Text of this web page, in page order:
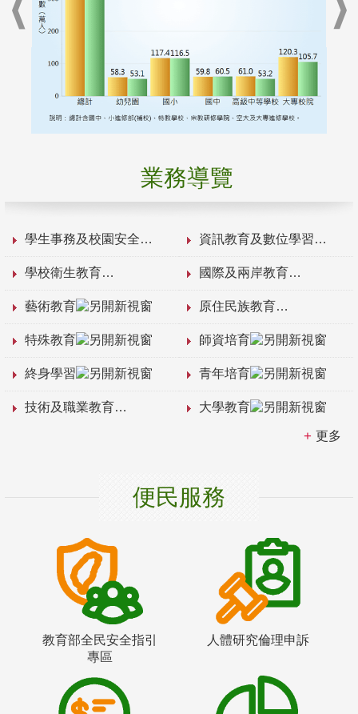
業務導覽
學生事務及校園安全 資訊教育及數位學習
學校衛生教育 國際及兩岸教育
藝術教育 原住民族教育
特殊教育 師資培育
終身學習 青年培育
技術及職業教育 大學教育
更多
便民服務
教育部全民安全指引
專區
人體研究倫理申訴